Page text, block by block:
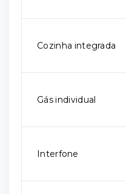
Cozinha integrada
Gás individual
Interfone